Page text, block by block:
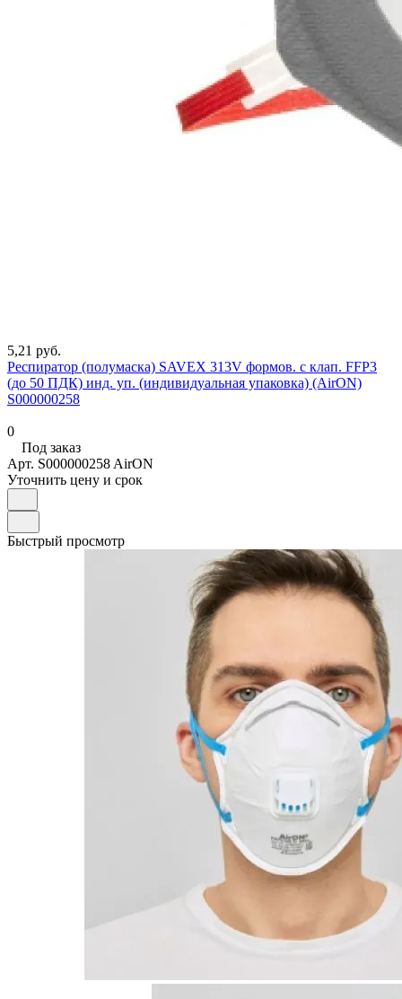
5,21 руб.
Респиратор (полумаска) SAVEX 313V формов. с клап. FFP3
(до 50 ПДК) инд. уп. (индивидуальная упаковка) (AirON)
S000000258
0
Под заказ
Арт. S000000258 AirON
Уточнить цену и срок
Быстрый просмотр